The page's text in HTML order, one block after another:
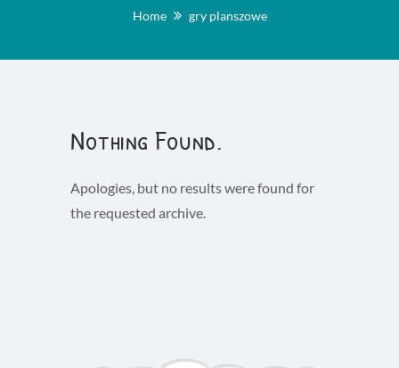
Home gry planszowe
Nothing Found.
Apologies, but no results were found for
the requested archive.